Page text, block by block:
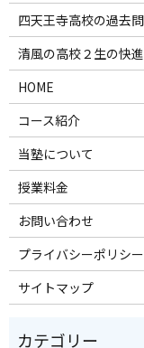
四天王寺高校の過去
清風の高校２生の快
HOME
コース紹介
当塾について
授業料金
お問い合わせ
プライバシーポリシー
サイトマップ